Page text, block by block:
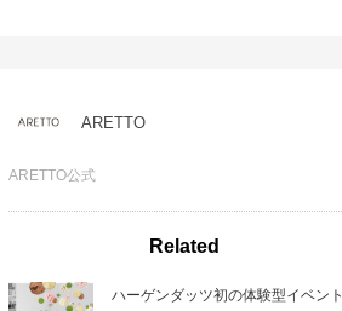
ARETTO
ARETTO公式
Related
ハーゲンダッツ初の体験型イベント